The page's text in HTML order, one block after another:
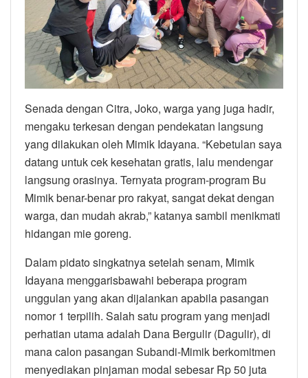
Senada dengan Citra, Joko, warga yang juga hadir,
mengaku terkesan dengan pendekatan langsung
yang dilakukan oleh Mimik Idayana. “Kebetulan saya
datang untuk cek kesehatan gratis, lalu mendengar
langsung orasinya. Ternyata program-program Bu
Mimik benar-benar pro rakyat, sangat dekat dengan
warga, dan mudah akrab,” katanya sambil menikmati
hidangan mie goreng.
Dalam pidato singkatnya setelah senam, Mimik
Idayana menggarisbawahi beberapa program
unggulan yang akan dijalankan apabila pasangan
nomor 1 terpilih. Salah satu program yang menjadi
perhatian utama adalah Dana Bergulir (Dagulir), di
mana calon pasangan Subandi-Mimik berkomitmen
menyediakan pinjaman modal sebesar Rp 50 juta